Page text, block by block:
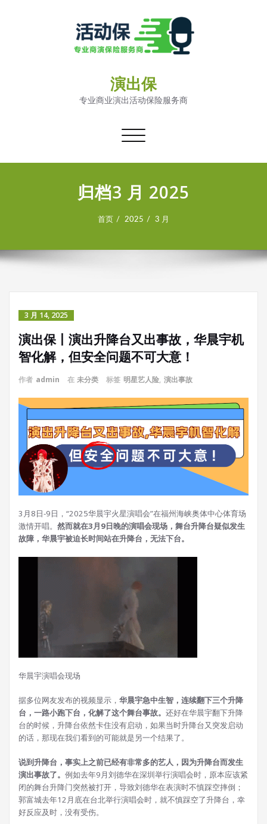
演出保
专业商业演出活动保险服务商
切
导
归档3 月 2025
首页 2025 3 月
3 月 14, 2025
演出保丨演出升降台又出事故，华晨宇机
智化解，但安全问题不可大意！
作者 admin 在 未分类 标签 明星艺人险, 演出事故
3月8日-9日，“2025华晨宇火星演唱会”在福州海峡奥体中心体育场
激情开唱。 然而就在3月9日晚的演唱会现场，舞台升降台疑似发生
故障，华晨宇被迫长时间站在升降台，无法下台。
华晨宇演唱会现场
据多位网友发布的视频显示， 华晨宇急中生智，连续翻下三个升降
台，一路小跑下台，化解了这个舞台事故。 还好在华晨宇翻下升降
台的时候，升降台依然卡住没有启动，如果当时升降台又突发启动
的话，那现在我们看到的可能就是另一个结果了。
说到升降台，事实上之前已经有非常多的艺人，因为升降台而发生
演出事故了。 例如去年9月刘德华在深圳举行演唱会时，原本应该紧
闭的舞台升降门突然被打开，导致刘德华在表演时不慎踩空摔倒；
郭富城去年12月底在台北举行演唱会时，就不慎踩空了升降台，幸
好反应及时，没有受伤。